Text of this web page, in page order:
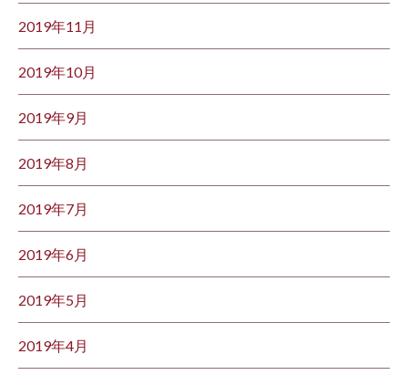
2019年11月
2019年10月
2019年9月
2019年8月
2019年7月
2019年6月
2019年5月
2019年4月